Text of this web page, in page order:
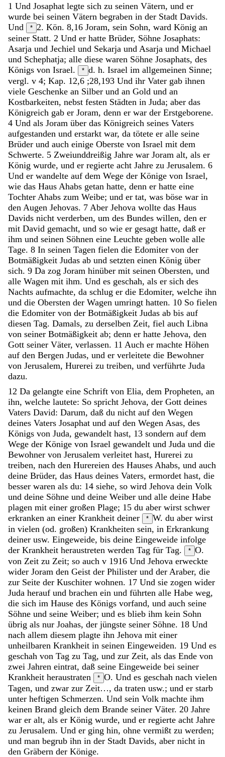
1 Und Josaphat legte sich zu seinen Vätern, und er
wurde bei seinen Vätern begraben in der Stadt Davids.
Und
* 2. Kön. 8,16 Joram, sein Sohn, ward König an
seiner Statt. 2 Und er hatte Brüder, Söhne Josaphats:
Asarja und Jechiel und Sekarja und Asarja und Michael
und Schephatja; alle diese waren Söhne Josaphats, des
Königs von Israel. * d. h. Israel im allgemeinen Sinne;
vergl. v 4; Kap. 12,6 ;28,193 Und ihr Vater gab ihnen
viele Geschenke an Silber und an Gold und an
Kostbarkeiten, nebst festen Städten in Juda; aber das
Königreich gab er Joram, denn er war der Erstgeborene.
4 Und als Joram über das Königreich seines Vaters
aufgestanden und erstarkt war, da tötete er alle seine
Brüder und auch einige Oberste von Israel mit dem
Schwerte. 5 Zweiunddreißig Jahre war Joram alt, als er
König wurde, und er regierte acht Jahre zu Jerusalem. 6
Und er wandelte auf dem Wege der Könige von Israel,
wie das Haus Ahabs getan hatte, denn er hatte eine
Tochter Ahabs zum Weibe; und er tat, was böse war in
den Augen Jehovas. 7 Aber Jehova wollte das Haus
Davids nicht verderben, um des Bundes willen, den er
mit David gemacht, und so wie er gesagt hatte, daß er
ihm und seinen Söhnen eine Leuchte geben wolle alle
Tage. 8 In seinen Tagen fielen die Edomiter von der
Botmäßigkeit Judas ab und setzten einen König über
sich. 9 Da zog Joram hinüber mit seinen Obersten, und
alle Wagen mit ihm. Und es geschah, als er sich des
Nachts aufmachte, da schlug er die Edomiter, welche ihn
und die Obersten der Wagen umringt hatten. 10 So fielen
die Edomiter von der Botmäßigkeit Judas ab bis auf
diesen Tag. Damals, zu derselben Zeit, fiel auch Libna
von seiner Botmäßigkeit ab; denn er hatte Jehova, den
Gott seiner Väter, verlassen. 11 Auch er machte Höhen
auf den Bergen Judas, und er verleitete die Bewohner
von Jerusalem, Hurerei zu treiben, und verführte Juda
dazu.
12 Da gelangte eine Schrift von Elia, dem Propheten, an
ihn, welche lautete: So spricht Jehova, der Gott deines
Vaters David: Darum, daß du nicht auf den Wegen
deines Vaters Josaphat und auf den Wegen Asas, des
Königs von Juda, gewandelt hast, 13 sondern auf dem
Wege der Könige von Israel gewandelt und Juda und die
Bewohner von Jerusalem verleitet hast, Hurerei zu
treiben, nach den Hurereien des Hauses Ahabs, und auch
deine Brüder, das Haus deines Vaters, ermordet hast, die
besser waren als du: 14 siehe, so wird Jehova dein Volk
und deine Söhne und deine Weiber und alle deine Habe
plagen mit einer großen Plage; 15 du aber wirst schwer
erkranken an einer Krankheit deiner * W. du aber wirst
in vielen (od. großen) Krankheiten sein, in Erkrankung
deiner usw. Eingeweide, bis deine Eingeweide infolge
der Krankheit heraustreten werden Tag für Tag. * O.
von Zeit zu Zeit; so auch v 1916 Und Jehova erweckte
wider Joram den Geist der Philister und der Araber, die
zur Seite der Kuschiter wohnen. 17 Und sie zogen wider
Juda herauf und brachen ein und führten alle Habe weg,
die sich im Hause des Königs vorfand, und auch seine
Söhne und seine Weiber; und es blieb ihm kein Sohn
übrig als nur Joahas, der jüngste seiner Söhne. 18 Und
nach allem diesem plagte ihn Jehova mit einer
unheilbaren Krankheit in seinen Eingeweiden. 19 Und es
geschah von Tag zu Tag, und zur Zeit, als das Ende von
zwei Jahren eintrat, daß seine Eingeweide bei seiner
Krankheit heraustraten * O. Und es geschah nach vielen
Tagen, und zwar zur Zeit…, da traten usw.; und er starb
unter heftigen Schmerzen. Und sein Volk machte ihm
keinen Brand gleich dem Brande seiner Väter. 20 Jahre
war er alt, als er König wurde, und er regierte acht Jahre
zu Jerusalem. Und er ging hin, ohne vermißt zu werden;
und man begrub ihn in der Stadt Davids, aber nicht in
den Gräbern der Könige.